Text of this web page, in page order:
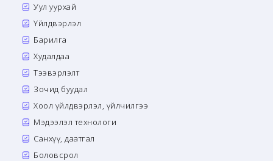
Уул уурхай
Үйлдвэрлэл
Барилга
Худалдаа
Тээвэрлэлт
Зочид буудал
Хоол үйлдвэрлэл, үйлчилгээ
Мэдээлэл технологи
Санхүү, даатгал
Боловсрол